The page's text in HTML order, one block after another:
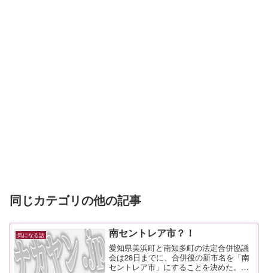
同じカテゴリの他の記事
気になる話 南セントレア市？！
愛知県美浜町と南知多町の法定合併協議
会は28日までに、合併後の新市名を「南
セントレア市」にすることを決めた。新